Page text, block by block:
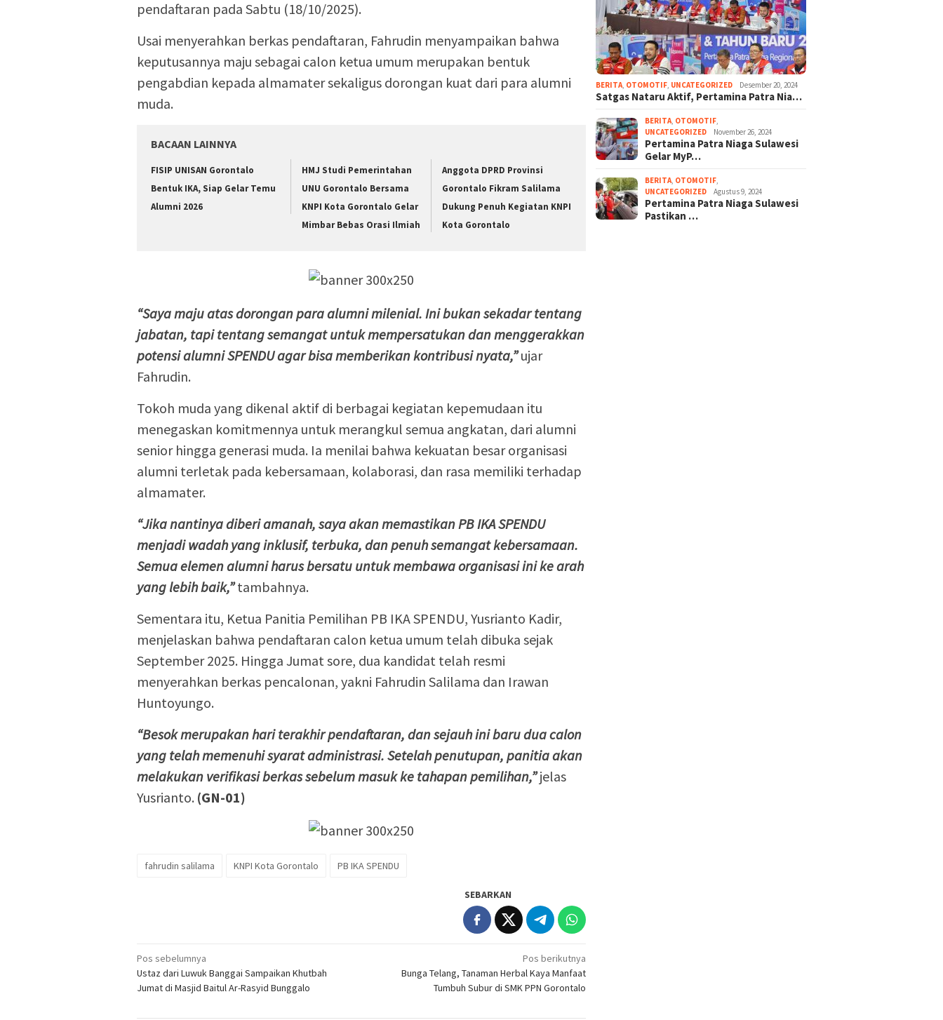
pendaftaran pada Sabtu (18/10/2025).
Usai menyerahkan berkas pendaftaran, Fahrudin menyampaikan bahwa
keputusannya maju sebagai calon ketua umum merupakan bentuk
pengabdian kepada almamater sekaligus dorongan kuat dari para alumni
muda.
BACAAN LAINNYA
FISIP UNISAN Gorontalo
Bentuk IKA, Siap Gelar Temu
Alumni 2026
HMJ Studi Pemerintahan
UNU Gorontalo Bersama
KNPI Kota Gorontalo Gelar
Mimbar Bebas Orasi Ilmiah
Anggota DPRD Provinsi
Gorontalo Fikram Salilama
Dukung Penuh Kegiatan KNPI
Kota Gorontalo
“Saya maju atas dorongan para alumni milenial. Ini bukan sekadar tentang
jabatan, tapi tentang semangat untuk mempersatukan dan menggerakkan
potensi alumni SPENDU agar bisa memberikan kontribusi nyata,”ujar
Fahrudin.
Tokoh muda yang dikenal aktif di berbagai kegiatan kepemudaan itu
menegaskan komitmennya untuk merangkul semua angkatan, dari alumni
senior hingga generasi muda. Ia menilai bahwa kekuatan besar organisasi
alumni terletak pada kebersamaan, kolaborasi, dan rasa memiliki terhadap
almamater.
“Jika nantinya diberi amanah, saya akan memastikan PB IKA SPENDU
menjadi wadah yang inklusif, terbuka, dan penuh semangat kebersamaan.
Semua elemen alumni harus bersatu untuk membawa organisasi ini ke arah
yang lebih baik,”tambahnya.
Sementara itu, Ketua Panitia Pemilihan PB IKA SPENDU, Yusrianto Kadir,
menjelaskan bahwa pendaftaran calon ketua umum telah dibuka sejak
September 2025. Hingga Jumat sore, dua kandidat telah resmi
menyerahkan berkas pencalonan, yakni Fahrudin Salilama dan Irawan
Huntoyungo.
“Besok merupakan hari terakhir pendaftaran, dan sejauh ini baru dua calon
yang telah memenuhi syarat administrasi. Setelah penutupan, panitia akan
melakukan verifikasi berkas sebelum masuk ke tahapan pemilihan,”jelas
Yusrianto. (GN-01)
fahrudin salilama KNPI Kota Gorontalo PB IKA SPENDU
SEBARKAN
Navigasi
pos
Pos sebelumnya
Ustaz dari Luwuk Banggai Sampaikan Khutbah
Jumat di Masjid Baitul Ar-Rasyid Bunggalo
Pos berikutnya
Bunga Telang, Tanaman Herbal Kaya Manfaat
Tumbuh Subur di SMK PPN Gorontalo
BERITA OTOMOTIF UNCATEGORIZED Desember 20, 2024
Satgas Nataru Aktif, Pertamina Patra Nia…
BERITA OTOMOTIF
UNCATEGORIZED
November 26, 2024
Pertamina Patra Niaga Sulawesi
Gelar MyP…
BERITA OTOMOTIF
UNCATEGORIZED
Agustus 9, 2024
Pertamina Patra Niaga Sulawesi
Pastikan …